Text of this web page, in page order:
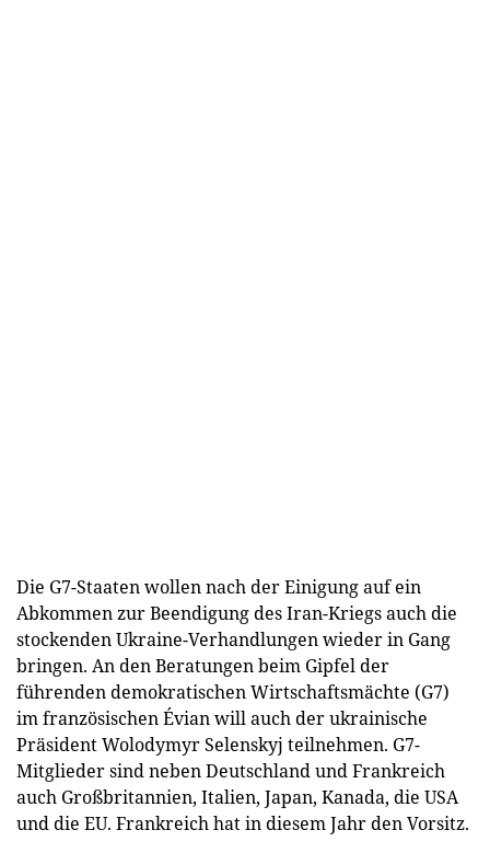
Die G7-Staaten wollen nach der Einigung auf ein
Abkommen zur Beendigung des Iran-Kriegs auch die
stockenden Ukraine-Verhandlungen wieder in Gang
bringen. An den Beratungen beim Gipfel der
führenden demokratischen Wirtschaftsmächte (G7)
im französischen Évian will auch der ukrainische
Präsident Wolodymyr Selenskyj teilnehmen. G7-
Mitglieder sind neben Deutschland und Frankreich
auch Großbritannien, Italien, Japan, Kanada, die USA
und die EU. Frankreich hat in diesem Jahr den Vorsitz.